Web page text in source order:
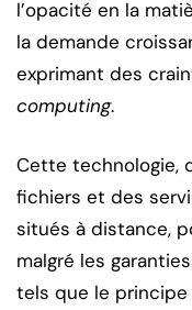
l’opacité en la
la demande
exprimant des
computing.
Cette technologie,
fichiers et des
situés à distance,
malgré les
tels que le